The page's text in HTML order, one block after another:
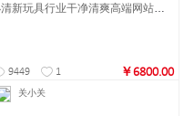
小清新玩具行业干净清爽高端网站建设
9449 1 ￥6800.00
关小关